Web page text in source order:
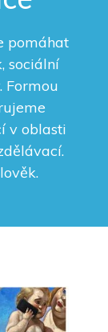
pomáhat
sociální
Formou
v oblasti